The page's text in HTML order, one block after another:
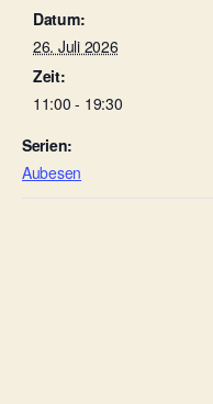
Datum:
26. Juli 2026
Zeit:
11:00 - 19:30
Serien:
Aubesen